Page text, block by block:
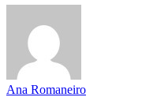
Ana Romaneiro